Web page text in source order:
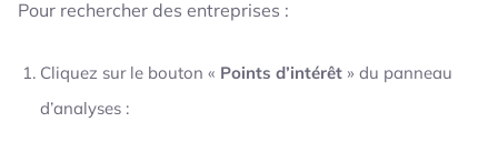
Pour rechercher des entreprises :
Cliquez sur le bouton « Points d’intérêt » du panneau
d’analyses :